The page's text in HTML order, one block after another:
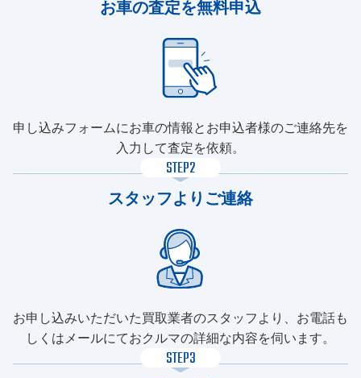
お車の査定を無料申込
申し込みフォームにお車の情報とお申込者様のご連絡先を
入力して査定を依頼。
STEP2
スタッフよりご連絡
お申し込みいただいた買取業者のスタッフより、お電話も
しくはメールにておクルマの詳細な内容を伺います。
STEP3